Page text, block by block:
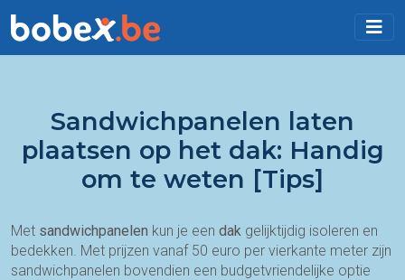
Sandwichpanelen laten
plaatsen op het dak: Handig
om te weten [Tips]
Met sandwichpanelen kun je een dak gelijktijdig isoleren en
bedekken. Met prijzen vanaf 50 euro per vierkante meter zijn
sandwichpanelen bovendien een budgetvriendelijke optie